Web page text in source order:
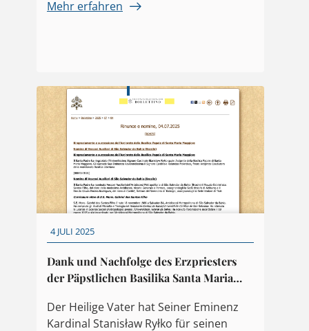
Mehr erfahren
4 JULI 2025
Dank und Nachfolge des Erzpriesters
der Päpstlichen Basilika Santa Maria
Der Heilige Vater hat Seiner Eminenz
Kardinal Stanisław Ryłko für seinen